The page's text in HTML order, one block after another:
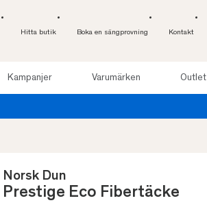
Hitta butik Boka en sängprovning Kontakt
Kampanjer Varumärken Outlet
Norsk Dun
Prestige Eco Fibertäcke